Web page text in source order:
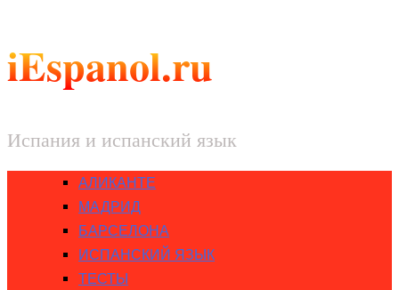
iEspanol.ru
Испания и испанский язык
АЛИКАНТЕ
МАДРИД
БАРСЕЛОНА
ИСПАНСКИЙ ЯЗЫК
ТЕСТЫ